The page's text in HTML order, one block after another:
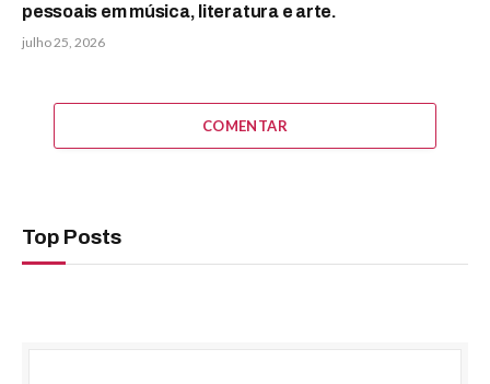
pessoais em música, literatura e arte.
julho 25, 2026
COMENTAR
Top Posts